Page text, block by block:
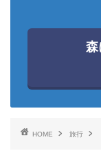
森
HOME 旅行